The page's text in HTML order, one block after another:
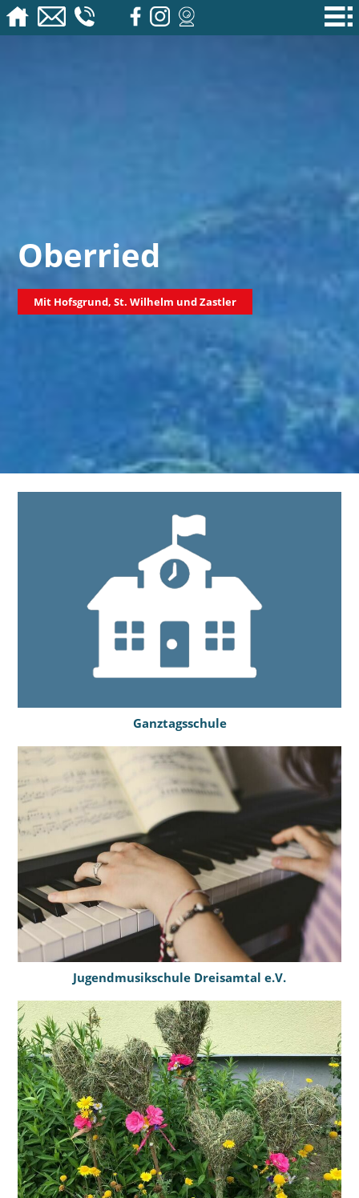
Oberried
Mit Hofsgrund, St. Wilhelm und Zastler
Ganztagsschule
Jugendmusikschule Dreisamtal e.V.